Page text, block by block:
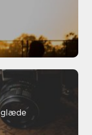
glæde